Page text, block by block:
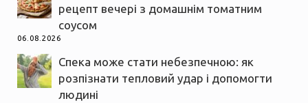
рецепт вечері з домашнім томатним
соусом
06.08.2026
Спека може стати небезпечною: як
розпізнати тепловий удар і допомогти
людині